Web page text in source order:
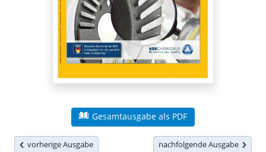
Gesamtausgabe als PDF
vorherige Ausgabe nachfolgende Ausgabe